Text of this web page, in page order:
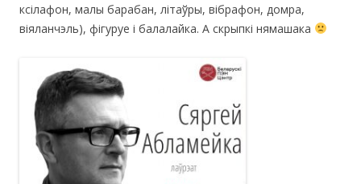
ксілафон, малы барабан, літаўры, вібрафон, домра,
віяланчэль), фігуруе і балалайка. А скрыпкі нямашака